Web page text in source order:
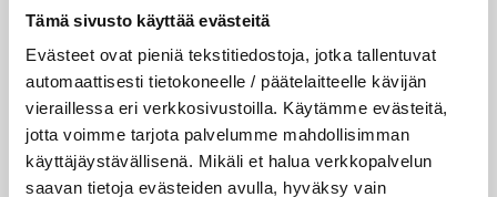
Tämä sivusto käyttää evästeitä
Evästeet ovat pieniä tekstitiedostoja, jotka tallentuvat
automaattisesti tietokoneelle / päätelaitteelle kävijän
vieraillessa eri verkkosivustoilla. Käytämme evästeitä,
jotta voimme tarjota palvelumme mahdollisimman
käyttäjäystävällisenä. Mikäli et halua verkkopalvelun
saavan tietoja evästeiden avulla, hyväksy vain
verotuksessa – omien kulujen
veloitus, kulujen edelleen­
veloitus ja läpi­laskutus
Petri Salomaa
Tarja